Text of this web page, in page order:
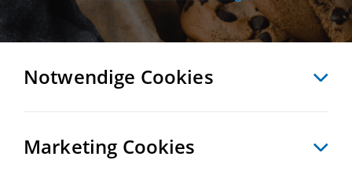
ZURÜCK MERKEN VERGLEICHEN EXPORT PDF
Notwendige Cookies
Marketing Cookies